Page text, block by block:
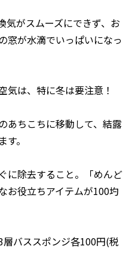
気がスムーズにできず、お
窓が水滴でいっぱいになっ
気は、特に冬は要注意！
あちこちに移動して、結露
。
に除去すること。「めんど
お役立ちアイテムが100圴
バススポンジ各100円(税